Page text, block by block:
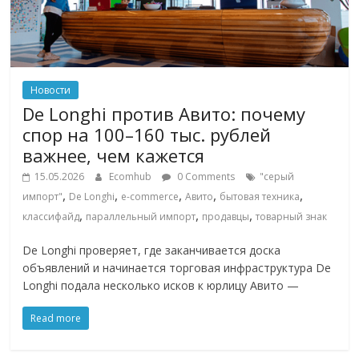
Новости
De Longhi против Авито: почему
спор на 100–160 тыс. рублей
важнее, чем кажется
15.05.2026 Ecomhub 0 Comments
"серый
импорт", De Longhi, e-commerce,Авито, бытовая техника,
классифайд, параллельный импорт, продавцы,товарный знак
De Longhi проверяет, где заканчивается доска
объявлений и начинается торговая инфраструктура De
Longhi подала несколько исков к юрлицу Авито —
Read more